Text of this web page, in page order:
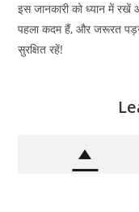
इस जानकारी को ध्यान में
पहला कदम हैं, और जरूरत
सुरक्षित रहें!